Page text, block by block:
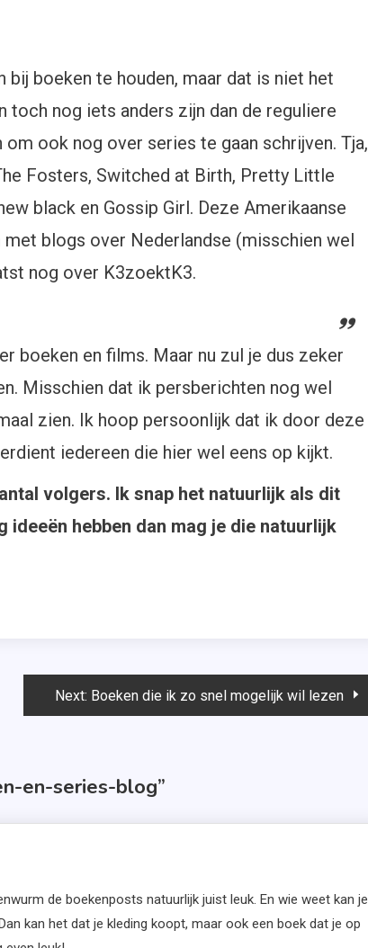
bij boeken te houden, maar dat is niet het
toch nog iets anders zijn dan de reguliere
ook nog over series te gaan schrijven. Tja,
Fosters, Switched at Birth, Pretty Little
black en Gossip Girl. Deze Amerikaanse
blogs over Nederlandse (misschien wel
nog over K3zoektK3.
boeken en films. Maar nu zul je dus zeker
Misschien dat ik persberichten nog wel
zien. Ik hoop persoonlijk dat ik door deze
iedereen die hier wel eens op kijkt.
volgers. Ik snap het natuurlijk als dit
hebben dan mag je die natuurlijk
Next: Boeken die ik zo snel mogelijk wil lezen
en-series-blog”
de boekenposts natuurlijk juist leuk. En wie weet kan je
kan het dat je kleding koopt, maar ook een boek dat je op